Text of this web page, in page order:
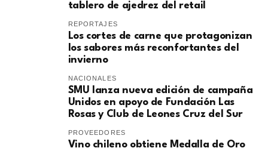
tablero de ajedrez del retail
REPORTAJES
Los cortes de carne que protagonizan
los sabores más reconfortantes del
invierno
NACIONALES
SMU lanza nueva edición de campaña
Unidos en apoyo de Fundación Las
Rosas y Club de Leones Cruz del Sur
PROVEEDORES
Vino chileno obtiene Medalla de Oro